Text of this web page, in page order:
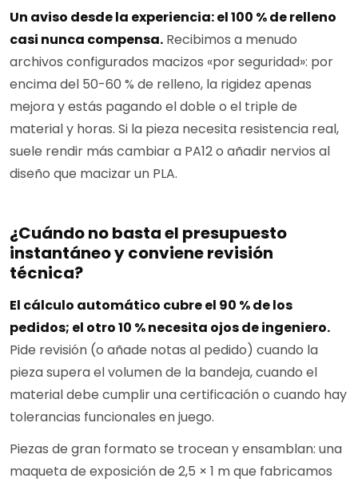
Un aviso desde la experiencia: el 100 % de relleno
casi nunca compensa. Recibimos a menudo
archivos configurados macizos «por seguridad»: por
encima del 50-60 % de relleno, la rigidez apenas
mejora y estás pagando el doble o el triple de
material y horas. Si la pieza necesita resistencia real,
suele rendir más cambiar a PA12 o añadir nervios al
diseño que macizar un PLA.
¿Cuándo no basta el presupuesto
instantáneo y conviene revisión
técnica?
El cálculo automático cubre el 90 % de los
pedidos; el otro 10 % necesita ojos de ingeniero.
Pide revisión (o añade notas al pedido) cuando la
pieza supera el volumen de la bandeja, cuando el
material debe cumplir una certificación o cuando hay
tolerancias funcionales en juego.
Piezas de gran formato se trocean y ensamblan: una
maqueta de exposición de 2,5 × 1 m que fabricamos